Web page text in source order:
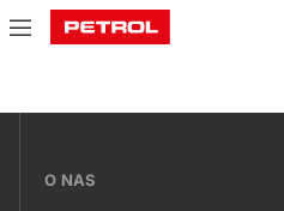
planica-
???O NAS